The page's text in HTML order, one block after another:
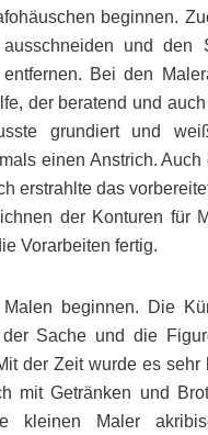
beginnen.
und den
Bei den
der beratend und
grundiert und
einen Anstrich. Auch
erstrahlte das
der Konturen für
Vorarbeiten fertig.
beginnen. Die
Sache und die
der Zeit wurde es
mit Getränken und
kleinen Maler